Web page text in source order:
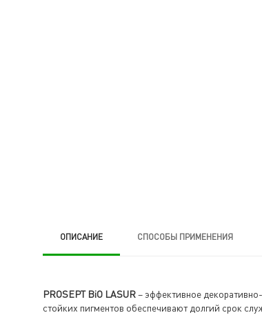
ОПИСАНИЕ CПОСОБЫ ПРИМЕНЕНИЯ
PROSEPT BiO LASUR– эффективное
стойких пигментов обеспечивают долгий срок